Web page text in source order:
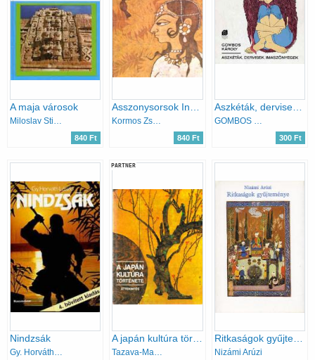
A maja városok
840 Ft 840 Ft
Aszkéták, dervisek, imaszőnyegek
300 Ft
Nindzsák
Gy. Horváth László
PARTNER
Tazava-Macsubara-Okuda
Ritkaságok gyűjteménye
Nizámi Arúzi